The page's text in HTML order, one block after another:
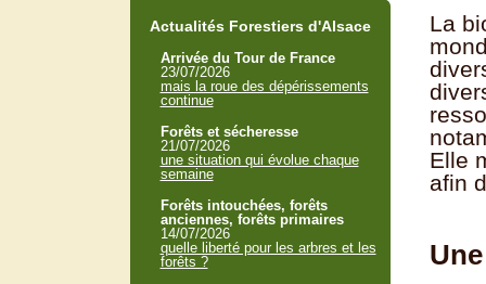
La
Elle
afin
Actualités Forestiers d'Alsace
Arrivée du Tour de France
23/07/2026
mais la roue des dépérissements
continue
Forêts et sécheresse
21/07/2026
une situation qui évolue chaque
semaine
Forêts intouchées, forêts
anciennes, forêts primaires
14/07/2026
quelle liberté pour les arbres et les
forêts ?